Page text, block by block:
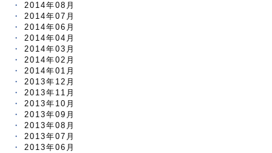
2014年08月
2014年07月
2014年06月
2014年04月
2014年03月
2014年02月
2014年01月
2013年12月
2013年11月
2013年10月
2013年09月
2013年08月
2013年07月
2013年06月